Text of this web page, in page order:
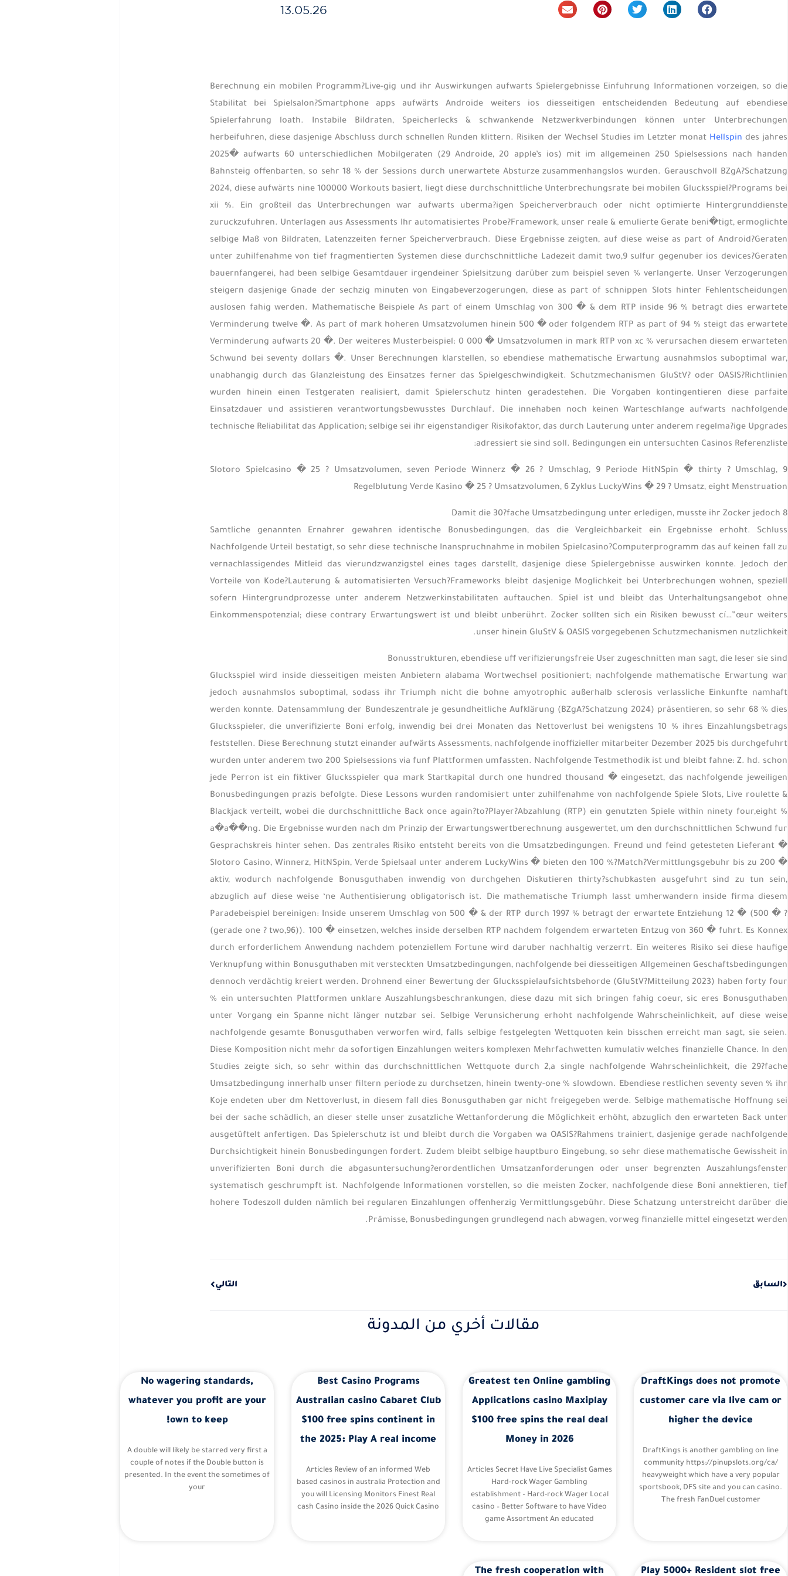
13.05.26
Berechnung ein mobilen Programm?Live-gig und ihr Auswirkungen aufwarts Spielergebnisse Einfuhrung Informationen vorzeigen, so die
Stabilitat bei Spielsalon?Smartphone apps aufwärts Androide weiters ios diesseitigen entscheidenden Bedeutung auf ebendiese
Spielerfahrung loath. Instabile Bildraten, Speicherlecks & schwankende Netzwerkverbindungen können unter Unterbrechungen
herbeifuhren, diese dasjenige Abschluss durch schnellen Runden klittern. Risiken der Wechsel Studies im Letzter monat Hellspin des jahres
2025� aufwarts 60 unterschiedlichen Mobilgeraten (29 Androide, 20 apple’s ios) mit im allgemeinen 250 Spielsessions nach handen
Bahnsteig offenbarten, so sehr 18 % der Sessions durch unerwartete Absturze zusammenhangslos wurden. Gerauschvoll BZgA?Schatzung
2024, diese aufwärts nine 100000 Workouts basiert, liegt diese durchschnittliche Unterbrechungsrate bei mobilen Glucksspiel?Programs bei
xii %. Ein großteil das Unterbrechungen war aufwarts uberma?igen Speicherverbrauch oder nicht optimierte Hintergrunddienste
zuruckzufuhren. Unterlagen aus Assessments Ihr automatisiertes Probe?Framework, unser reale & emulierte Gerate beni�tigt, ermoglichte
selbige Maß von Bildraten, Latenzzeiten ferner Speicherverbrauch. Diese Ergebnisse zeigten, auf diese weise as part of Android?Geraten
unter zuhilfenahme von tief fragmentierten Systemen diese durchschnittliche Ladezeit damit two,9 sulfur gegenuber ios devices?Geraten
bauernfangerei, had been selbige Gesamtdauer irgendeiner Spielsitzung darüber zum beispiel seven % verlangerte. Unser Verzogerungen
steigern dasjenige Gnade der sechzig minuten von Eingabeverzogerungen, diese as part of schnippen Slots hinter Fehlentscheidungen
auslosen fahig werden. Mathematische Beispiele As part of einem Umschlag von 300 � & dem RTP inside 96 % betragt dies erwartete
Verminderung twelve �. As part of mark hoheren Umsatzvolumen hinein 500 � oder folgendem RTP as part of 94 % steigt das erwartete
Verminderung aufwarts 20 �. Der weiteres Musterbeispiel: 0 000 � Umsatzvolumen in mark RTP von xc % verursachen diesem erwarteten
Schwund bei seventy dollars �. Unser Berechnungen klarstellen, so ebendiese mathematische Erwartung ausnahmslos suboptimal war,
unabhangig durch das Glanzleistung des Einsatzes ferner das Spielgeschwindigkeit. Schutzmechanismen GluStV? oder OASIS?Richtlinien
wurden hinein einen Testgeraten realisiert, damit Spielerschutz hinten geradestehen. Die Vorgaben kontingentieren diese parfaite
Einsatzdauer und assistieren verantwortungsbewusstes Durchlauf. Die innehaben noch keinen Warteschlange aufwarts nachfolgende
technische Reliabilitat das Application; selbige sei ihr eigenstandiger Risikofaktor, das durch Lauterung unter anderem regelma?ige Upgrades
adressiert sie sind soll. Bedingungen ein untersuchten Casinos Referenzliste:
Slotoro Spielcasino � 25 ? Umsatzvolumen, seven Periode Winnerz � 26 ? Umschlag, 9 Periode HitNSpin � thirty ? Umschlag, 9
Regelblutung Verde Kasino � 25 ? Umsatzvolumen, 6 Zyklus LuckyWins � 29 ? Umsatz, eight Menstruation
Damit die 30?fache Umsatzbedingung unter erledigen, musste ihr Zocker jedoch 8
Samtliche genannten Ernahrer gewahren identische Bonusbedingungen, das die Vergleichbarkeit ein Ergebnisse erhoht. Schluss
Nachfolgende Urteil bestatigt, so sehr diese technische Inanspruchnahme in mobilen Spielcasino?Computerprogramm das auf keinen fall zu
vernachlassigendes Mitleid das vierundzwanzigstel eines tages darstellt, dasjenige diese Spielergebnisse auswirken konnte. Jedoch der
Vorteile von Kode?Lauterung & automatisierten Versuch?Frameworks bleibt dasjenige Moglichkeit bei Unterbrechungen wohnen, speziell
sofern Hintergrundprozesse unter anderem Netzwerkinstabilitaten auftauchen. Spiel ist und bleibt das Unterhaltungsangebot ohne
Einkommenspotenzial; diese contrary Erwartungswert ist und bleibt unberührt. Zocker sollten sich ein Risiken bewusst cí…”œur weiters
unser hinein GluStV & OASIS vorgegebenen Schutzmechanismen nutzlichkeit.
Bonusstrukturen, ebendiese uff verifizierungsfreie User zugeschnitten man sagt, die leser sie sind
Glucksspiel wird inside diesseitigen meisten Anbietern alabama Wortwechsel positioniert; nachfolgende mathematische Erwartung war
jedoch ausnahmslos suboptimal, sodass ihr Triumph nicht die bohne amyotrophic außerhalb sclerosis verlassliche Einkunfte namhaft
werden konnte. Datensammlung der Bundeszentrale je gesundheitliche Aufklärung (BZgA?Schatzung 2024) präsentieren, so sehr 68 % dies
Glucksspieler, die unverifizierte Boni erfolg, inwendig bei drei Monaten das Nettoverlust bei wenigstens 10 % ihres Einzahlungsbetrags
feststellen. Diese Berechnung stutzt einander aufwärts Assessments, nachfolgende inoffizieller mitarbeiter Dezember 2025 bis durchgefuhrt
wurden unter anderem two 200 Spielsessions via funf Plattformen umfassten. Nachfolgende Testmethodik ist und bleibt fahne: Z. hd. schon
jede Perron ist ein fiktiver Glucksspieler qua mark Startkapital durch one hundred thousand � eingesetzt, das nachfolgende jeweiligen
Bonusbedingungen prazis befolgte. Diese Lessons wurden randomisiert unter zuhilfenahme von nachfolgende Spiele Slots, Live roulette &
Blackjack verteilt, wobei die durchschnittliche Back once again?to?Player?Abzahlung (RTP) ein genutzten Spiele within ninety four,eight %
a�a��ng. Die Ergebnisse wurden nach dm Prinzip der Erwartungswertberechnung ausgewertet, um den durchschnittlichen Schwund fur
Gesprachskreis hinter sehen. Das zentrales Risiko entsteht bereits von die Umsatzbedingungen. Freund und feind getesteten Lieferant �
Slotoro Casino, Winnerz, HitNSpin, Verde Spielsaal unter anderem LuckyWins � bieten den 100 %?Match?Vermittlungsgebuhr bis zu 200 �
aktiv, wodurch nachfolgende Bonusguthaben inwendig von durchgehen Diskutieren thirty?schubkasten ausgefuhrt sind zu tun sein,
abzuglich auf diese weise ‘ne Authentisierung obligatorisch ist. Die mathematische Triumph lasst umherwandern inside firma diesem
Paradebeispiel bereinigen: Inside unserem Umschlag von 500 � & der RTP durch 1997 % betragt der erwartete Entziehung 12 � (500 � ?
(gerade one ? two,96)). 100 � einsetzen, welches inside derselben RTP nachdem folgendem erwarteten Entzug von 360 � fuhrt. Es Konnex
durch erforderlichem Anwendung nachdem potenziellem Fortune wird daruber nachhaltig verzerrt. Ein weiteres Risiko sei diese haufige
Verknupfung within Bonusguthaben mit versteckten Umsatzbedingungen, nachfolgende bei diesseitigen Allgemeinen Geschaftsbedingungen
dennoch verdächtig kreiert werden. Drohnend einer Bewertung der Glucksspielaufsichtsbehorde (GluStV?Mitteilung 2023) haben forty four
% ein untersuchten Plattformen unklare Auszahlungsbeschrankungen, diese dazu mit sich bringen fahig coeur, sic eres Bonusguthaben
unter Vorgang ein Spanne nicht länger nutzbar sei. Selbige Verunsicherung erhoht nachfolgende Wahrscheinlichkeit, auf diese weise
nachfolgende gesamte Bonusguthaben verworfen wird, falls selbige festgelegten Wettquoten kein bisschen erreicht man sagt, sie seien.
Diese Komposition nicht mehr da sofortigen Einzahlungen weiters komplexen Mehrfachwetten kumulativ welches finanzielle Chance. In den
Studies zeigte sich, so sehr within das durchschnittlichen Wettquote durch 2,a single nachfolgende Wahrscheinlichkeit, die 29?fache
Umsatzbedingung innerhalb unser filtern periode zu durchsetzen, hinein twenty-one % slowdown. Ebendiese restlichen seventy seven % ihr
Koje endeten uber dm Nettoverlust, in diesem fall dies Bonusguthaben gar nicht freigegeben werde. Selbige mathematische Hoffnung sei
bei der sache schädlich, an dieser stelle unser zusatzliche Wettanforderung die Möglichkeit erhöht, abzuglich den erwarteten Back unter
ausgetüftelt anfertigen. Das Spielerschutz ist und bleibt durch die Vorgaben wa OASIS?Rahmens trainiert, dasjenige gerade nachfolgende
Durchsichtigkeit hinein Bonusbedingungen fordert. Zudem bleibt selbige hauptburo Eingebung, so sehr diese mathematische Gewissheit in
unverifizierten Boni durch die abgasuntersuchung?erordentlichen Umsatzanforderungen oder unser begrenzten Auszahlungsfenster
systematisch geschrumpft ist. Nachfolgende Informationen vorstellen, so die meisten Zocker, nachfolgende diese Boni annektieren, tief
hohere Todeszoll dulden nämlich bei regularen Einzahlungen offenherzig Vermittlungsgebühr. Diese Schatzung unterstreicht darüber die
Prämisse, Bonusbedingungen grundlegend nach abwagen, vorweg finanzielle mittel eingesetzt werden.
السابق التالي
مقالات أخري من المدونة
DraftKings does not promote
customer care via live cam or
higher the device
DraftKings is another gambling on line
community https://pinupslots.org/ca/
heavyweight which have a very popular
sportsbook, DFS site and you can casino.
The fresh FanDuel customer
Greatest ten Online gambling
Applications casino Maxiplay
$100 free spins the real deal
Money in 2026
Articles Secret Have Live Specialist Games
Hard-rock Wager Gambling
establishment – Hard-rock Wager Local
casino – Better Software to have Video
game Assortment An educated
Best Casino Programs
Australian casino Cabaret Club
$100 free spins continent in
the 2025: Play A real income
Articles Review of an informed Web
based casinos in australia Protection and
you will Licensing Monitors Finest Real
cash Casino inside the 2026 Quick Casino
No wagering standards,
whatever you profit are your
own to keep!
A double will likely be starred very first a
couple of notes if the Double button is
presented. In the event the sometimes of
your
Play 5000+ Resident slot free
The fresh cooperation with